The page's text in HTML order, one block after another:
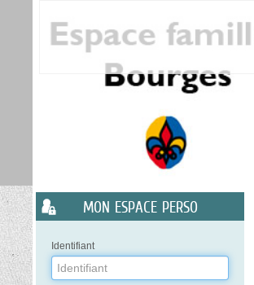
Liste
des
avertissements
MON ESPACE PERSO
Identifiant